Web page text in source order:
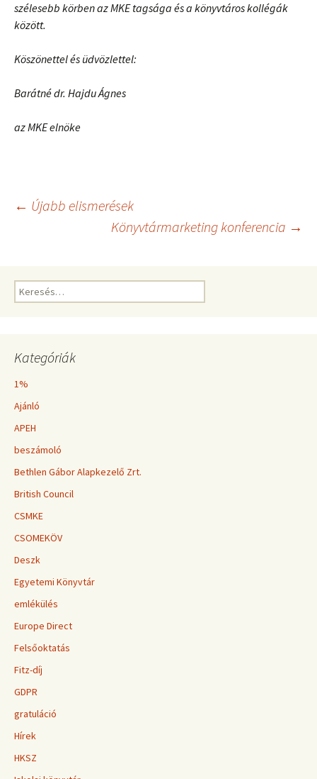
szélesebb körben az MKE tagsága és a könyvtáros kollégák
között.
Köszönettel és üdvözlettel:
Barátné dr. Hajdu Ágnes
az MKE elnöke
Bejegyzés
← Újabb elismerések
Könyvtármarketing konferencia →
Keresés:
Kategóriák
1%
Ajánló
APEH
beszámoló
Bethlen Gábor Alapkezelő Zrt.
British Council
CSMKE
CSOMEKÖV
Deszk
Egyetemi Könyvtár
emlékülés
Europe Direct
Felsőoktatás
Fitz-díj
GDPR
gratuláció
Hírek
HKSZ